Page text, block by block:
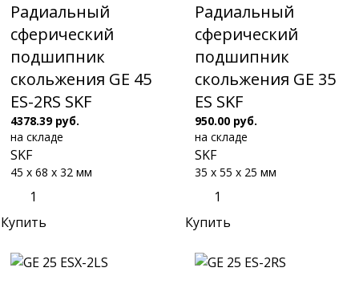
Радиальный
сферический
подшипник
скольжения GE 45
ES-2RS SKF
4378.39 руб.
на складе
SKF
45 x 68 x 32 мм
Купить
Радиальный
сферический
подшипник
скольжения GE 35
ES SKF
950.00 руб.
на складе
SKF
35 x 55 x 25 мм
Купить